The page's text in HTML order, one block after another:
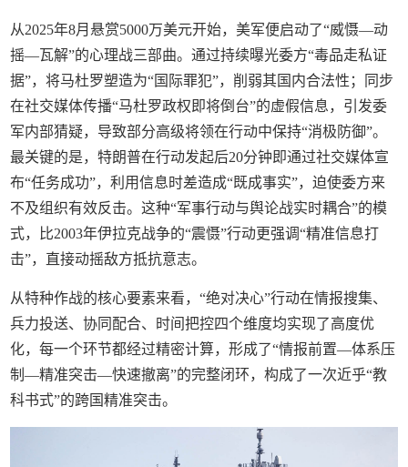
从2025年8月悬赏5000万美元开始，美军便启动了“威慑—动
摇—瓦解”的心理战三部曲。通过持续曝光委方“毒品走私证
据”，将马杜罗塑造为“国际罪犯”，削弱其国内合法性；同步
在社交媒体传播“马杜罗政权即将倒台”的虚假信息，引发委
军内部猜疑，导致部分高级将领在行动中保持“消极防御”。
最关键的是，特朗普在行动发起后20分钟即通过社交媒体宣
布“任务成功”，利用信息时差造成“既成事实”，迫使委方来
不及组织有效反击。这种“军事行动与舆论战实时耦合”的模
式，比2003年伊拉克战争的“震慑”行动更强调“精准信息打
击”，直接动摇敌方抵抗意志。
从特种作战的核心要素来看，“绝对决心”行动在情报搜集、
兵力投送、协同配合、时间把控四个维度均实现了高度优
化，每一个环节都经过精密计算，形成了“情报前置—体系压
制—精准突击—快速撤离”的完整闭环，构成了一次近乎“教
科书式”的跨国精准突击。